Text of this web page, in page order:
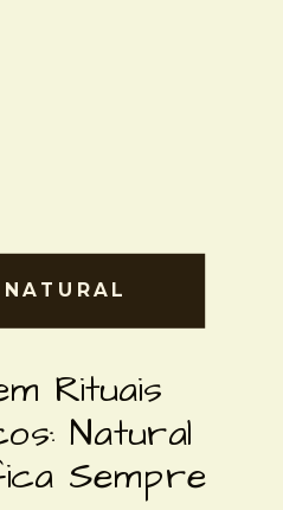
Rituais
Natural
Sempre